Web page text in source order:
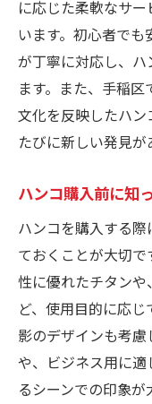
に応じた柔軟なサ
います。初心者で
が丁寧に対応し、
ます。また、手稲
文化を反映したハ
たびに新しい発見が
ハンコ購入前に知
ハンコを購入する
ておくことが大切で
性に優れたチタン
ど、使用目的に応
影のデザインも考
や、ビジネス用に
るシーンでの印象